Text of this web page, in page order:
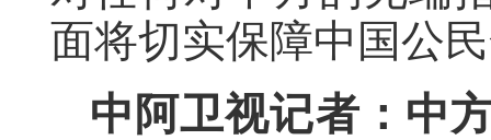
面将切实保障中国公
中阿卫视记者：中